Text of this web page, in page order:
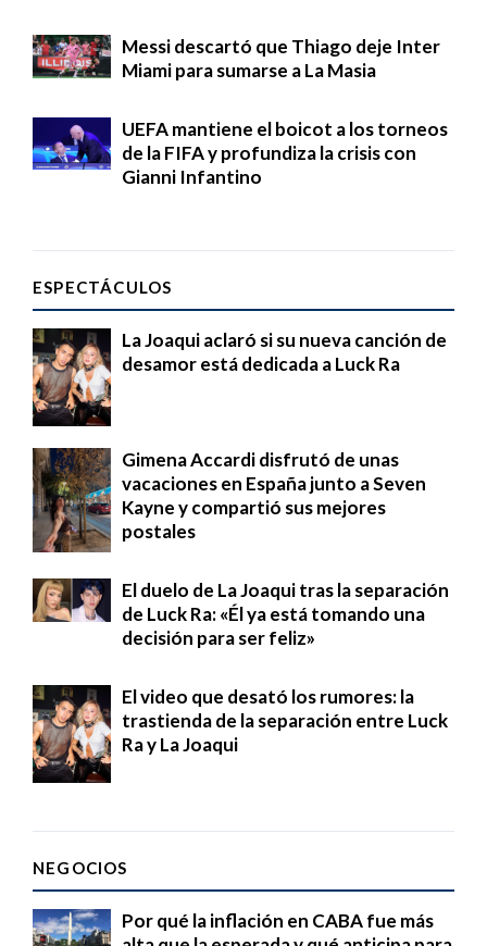
Messi descartó que Thiago deje Inter
Miami para sumarse a La Masia
UEFA mantiene el boicot a los torneos
de la FIFA y profundiza la crisis con
Gianni Infantino
ESPECTÁCULOS
La Joaqui aclaró si su nueva canción de
desamor está dedicada a Luck Ra
Gimena Accardi disfrutó de unas
vacaciones en España junto a Seven
Kayne y compartió sus mejores
postales
El duelo de La Joaqui tras la separación
de Luck Ra: «Él ya está tomando una
decisión para ser feliz»
El video que desató los rumores: la
trastienda de la separación entre Luck
Ra y La Joaqui
NEGOCIOS
Por qué la inflación en CABA fue más